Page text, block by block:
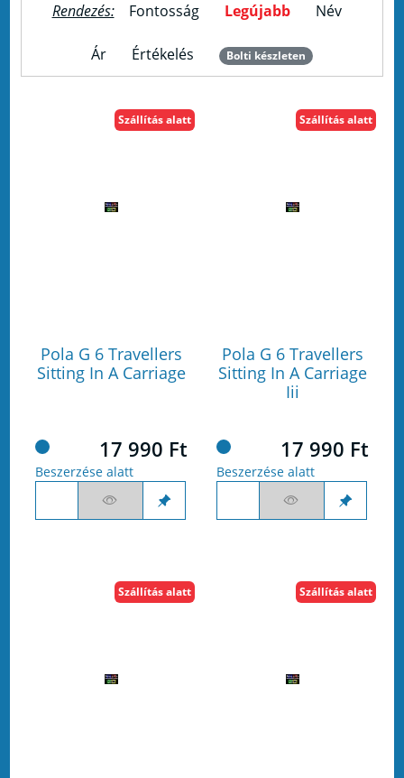
Rendezés: Fontosság Legújabb Név
Ár Értékelés Bolti készleten
Pola G 6 Travellers
Sitting In A Carriage
Szállítás alatt
17 990 Ft
Beszerzése alatt
Pola G 6 Travellers
Sitting In A Carriage
Iii
Szállítás alatt
17 990 Ft
Beszerzése alatt
Szállítás alatt Szállítás alatt